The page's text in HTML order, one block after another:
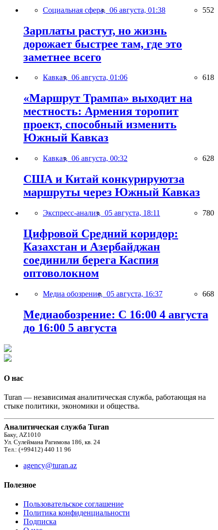
Социальная сфера, 06 августа, 01:38 552
Зарплаты растут, но жизнь
дорожает быстрее там, где это
заметнее всего
Кавказ, 06 августа, 01:06 618
«Маршрут Трампа» выходит на
местность: Армения торопит
проект, способный изменить
Южный Кавказ
Кавказ, 06 августа, 00:32 628
США и Китай конкурируютза
маршруты через Южный Кавказ
Экспресс-анализ, 05 августа, 18:11 780
Цифровой Средний коридор:
Казахстан и Азербайджан
соединили берега Каспия
оптоволокном
Медиа обозрение, 05 августа, 16:37 668
Медиаобозрение: С 16:00 4 августа
до 16:00 5 августа
О нас
Turan — независимая аналитическая служба, работающая на
стыке политики, экономики и общества.
Аналитическая служба Turan
Баку, AZ1010
Ул. Сулеймана Рагимова 186, кв. 24
Тел.: (+99412) 440 11 96
agency@turan.az
Полезное
Пользовательское соглашение
Политика конфиденциальности
Подписка